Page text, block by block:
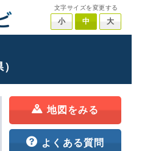
文字サイズを変更する
小 中 大
地図をみる
よくある質問